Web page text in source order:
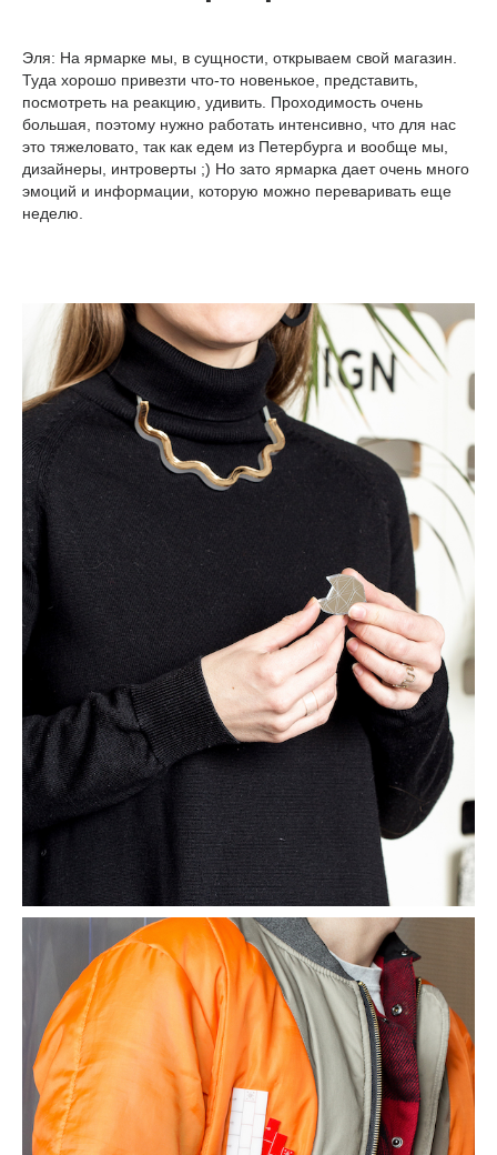
Эля: На ярмарке мы, в сущности, открываем свой магазин.
Туда хорошо привезти что-то новенькое, представить,
посмотреть на реакцию, удивить. Проходимость очень
большая, поэтому нужно работать интенсивно, что для нас
это тяжеловато, так как едем из Петербурга и вообще мы,
дизайнеры, интроверты ;) Но зато ярмарка дает очень много
эмоций и информации, которую можно переваривать еще
неделю.